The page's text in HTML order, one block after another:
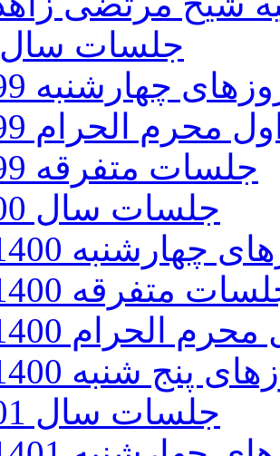
جلسات سال 99
چهارشنبه 99
محرم الحرام 99
جلسات متفرقه 99
جلسات سال 1400
چهارشنبه 1400
متفرقه 1400
الحرام 1400
پنج شنبه 1400
جلسات سال 1401